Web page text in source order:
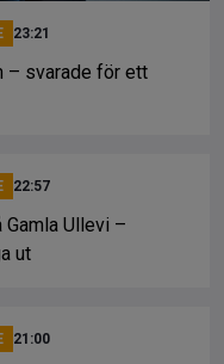
23:21
– svarade för ett
22:57
Gamla Ullevi –
ut
21:00